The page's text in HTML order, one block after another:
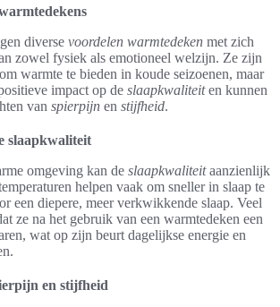
diverse voordelen warmtedeken met zich
zowel fysiek als emotioneel welzijn. Ze zijn
warmte te bieden in koude seizoenen, maar
impact op de slaapkwaliteiten kunnen
van spierpijn en stijfheid.
slaapkwaliteit
omgeving kan de slaapkwaliteitaanzienlijk
helpen vaak om sneller in slaap te
een diepere, meer verkwikkende slaap. Veel
ze na het gebruik van een warmtedeken een
wat op zijn beurt dagelijkse energie en
en stijfheid